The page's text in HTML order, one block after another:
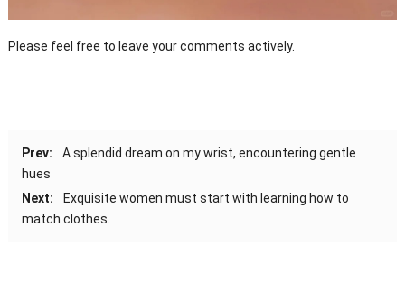
Please feel free to leave your comments actively.
Prev: A splendid dream on my wrist, encountering gentle
hues
Next:
Exquisite women must start with learning how to
match clothes.